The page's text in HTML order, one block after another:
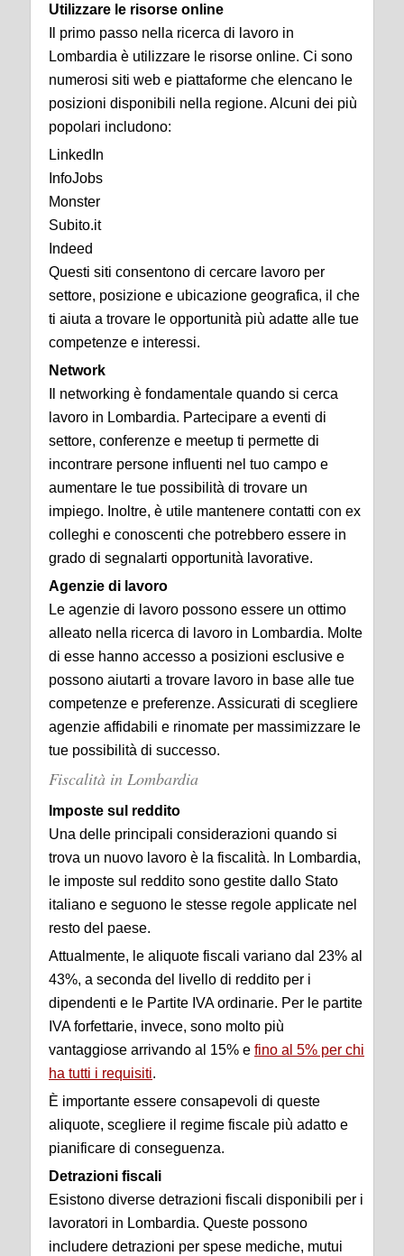
Utilizzare le risorse online
Il primo passo nella ricerca di lavoro in
Lombardia è utilizzare le risorse online. Ci sono
numerosi siti web e piattaforme che elencano le
posizioni disponibili nella regione. Alcuni dei più
popolari includono:
LinkedIn
InfoJobs
Monster
Subito.it
Indeed
Questi siti consentono di cercare lavoro per
settore, posizione e ubicazione geografica, il che
ti aiuta a trovare le opportunità più adatte alle tue
competenze e interessi.
Network
Il networking è fondamentale quando si cerca
lavoro in Lombardia. Partecipare a eventi di
settore, conferenze e meetup ti permette di
incontrare persone influenti nel tuo campo e
aumentare le tue possibilità di trovare un
impiego. Inoltre, è utile mantenere contatti con ex
colleghi e conoscenti che potrebbero essere in
grado di segnalarti opportunità lavorative.
Agenzie di lavoro
Le agenzie di lavoro possono essere un ottimo
alleato nella ricerca di lavoro in Lombardia. Molte
di esse hanno accesso a posizioni esclusive e
possono aiutarti a trovare lavoro in base alle tue
competenze e preferenze. Assicurati di scegliere
agenzie affidabili e rinomate per massimizzare le
tue possibilità di successo.
Fiscalità in Lombardia
Imposte sul reddito
Una delle principali considerazioni quando si
trova un nuovo lavoro è la fiscalità. In Lombardia,
le imposte sul reddito sono gestite dallo Stato
italiano e seguono le stesse regole applicate nel
resto del paese.
Attualmente, le aliquote fiscali variano dal 23% al
43%, a seconda del livello di reddito per i
dipendenti e le Partite IVA ordinarie. Per le partite
IVA forfettarie, invece, sono molto più
vantaggiose arrivando al 15% e fino al 5% per chi
ha tutti i requisiti.
È importante essere consapevoli di queste
aliquote, scegliere il regime fiscale più adatto e
pianificare di conseguenza.
Detrazioni fiscali
Esistono diverse detrazioni fiscali disponibili per i
lavoratori in Lombardia. Queste possono
includere detrazioni per spese mediche, mutui